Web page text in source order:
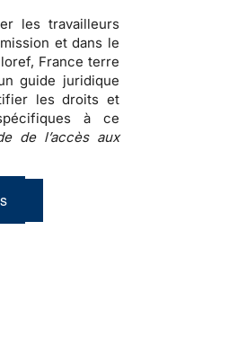
les travailleurs
et dans le
France terre
guide juridique
les droits et
à ce
de l’accès aux